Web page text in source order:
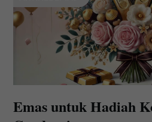
Emas untuk Hadiah